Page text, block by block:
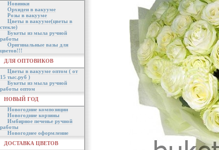
Новинки
Орхидеи в вакууме
Розы в вакууме
Цветы в вакууме(цветы в
стекле)
Букеты из мыла ручной
работы
Оригинальные вазы для
цветов!!!
ДЛЯ ОПТОВИКОВ
Цветы в вакууме оптом ( от
15 тыс.руб )
Букеты из мыла ручной
работы оптом
НОВЫЙ ГОД
Новогодние композиции
Новогодние корзины
Имбирное печенье ручной
работы
Новогоднее оформление
ДОСТАВКА ЦВЕТОВ